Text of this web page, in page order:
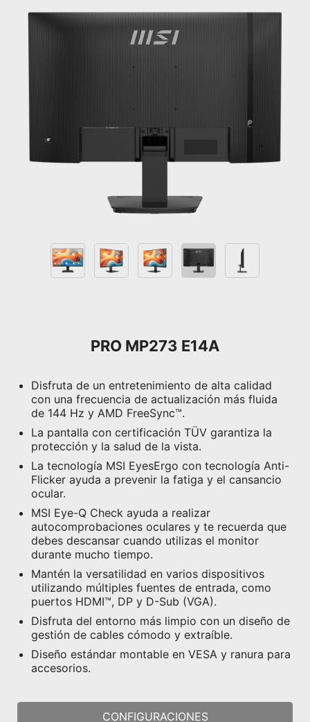
PRO MP273 E14A
Disfruta de un entretenimiento de alta calidad
con una frecuencia de actualización más fluida
de 144 Hz y AMD FreeSync™.
La pantalla con certificación TÜV garantiza la
protección y la salud de la vista.
La tecnología MSI EyesErgo con tecnología Anti-
Flicker ayuda a prevenir la fatiga y el cansancio
ocular.
MSI Eye-Q Check ayuda a realizar
autocomprobaciones oculares y te recuerda que
debes descansar cuando utilizas el monitor
durante mucho tiempo.
Mantén la versatilidad en varios dispositivos
utilizando múltiples fuentes de entrada, como
puertos HDMI™, DP y D-Sub (VGA).
Disfruta del entorno más limpio con un diseño de
gestión de cables cómodo y extraíble.
Diseño estándar montable en VESA y ranura para
accesorios.
CONFIGURACIONES